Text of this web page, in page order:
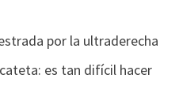
por la ultraderecha
es tan difícil hacer